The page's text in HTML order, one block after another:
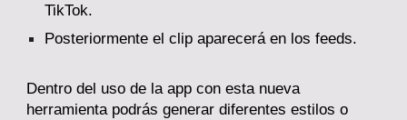
TikTok.
Posteriormente el clip aparecerá en los feeds.
Dentro del uso de la app con esta nueva
herramienta podrás generar diferentes estilos o